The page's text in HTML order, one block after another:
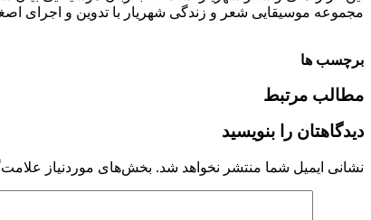
مجموعه موسیقایی شعر و زندگی شهریار با تدوین و اجرای
برچسب ها
مطالب مرتبط
دیدگاهتان را بنویسید
نشانی ایمیل شما منتشر نخواهد شد. بخش‌های موردنیاز